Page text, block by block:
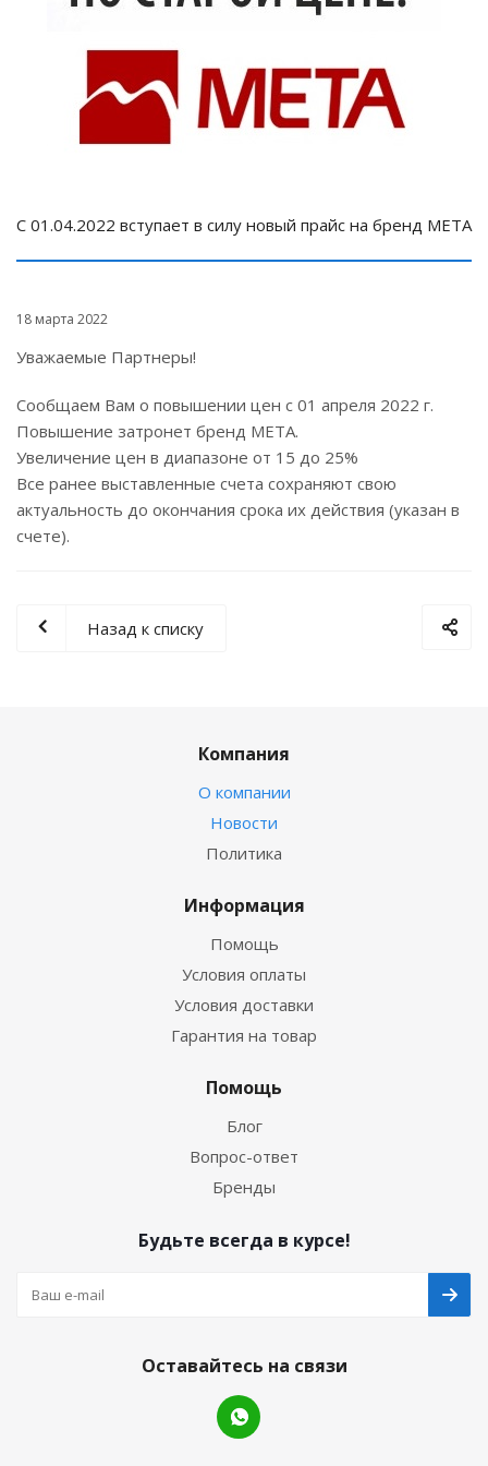
С 01.04.2022 вступает в силу новый прайс на бренд МЕТА
18 марта 2022
Уважаемые Партнеры!
Сообщаем Вам о повышении цен с 01 апреля 2022 г.
Повышение затронет бренд МЕТА.
Увеличение цен в диапазоне от 15 до 25%
Все ранее выставленные счета сохраняют свою
актуальность до окончания срока их действия (указан в
счете).
Назад к списку
Компания
О компании
Новости
Политика
Информация
Помощь
Условия оплаты
Условия доставки
Гарантия на товар
Помощь
Блог
Вопрос-ответ
Бренды
Будьте всегда в курсе!
Оставайтесь на связи